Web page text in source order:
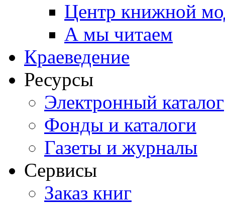
Центр книжной
А мы читаем
Краеведение
Ресурсы
Электронный каталог
Фонды и каталоги
Газеты и журналы
Сервисы
Заказ книг